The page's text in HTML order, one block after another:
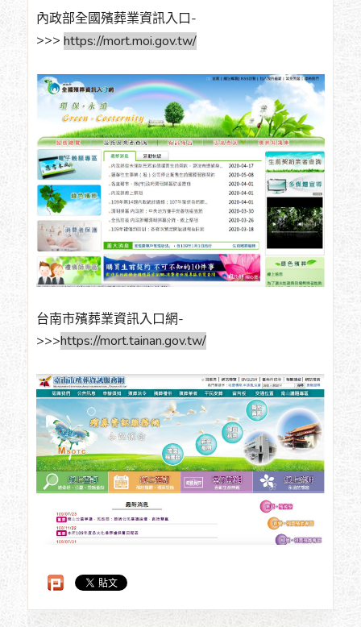
內政部全國殯葬業資訊入口-
>>> https://mort.moi.gov.tw/
台南市殯葬業資訊入口網-
>>>https://mort.tainan.gov.tw/